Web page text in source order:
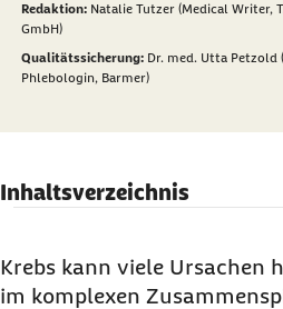
Redaktion: Natalie Tutzer (Medical Writer,
GmbH)
Qualitätssicherung: Dr. med. Utta
Phlebologin, Barmer)
Inhaltsverzeichnis
Krebsrisiko?
Familiäre Krebsbelastung
Krebs kann viele Ursachen
im komplexen